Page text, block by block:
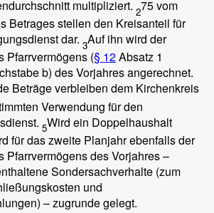
multipliziert. 275 vom
Betrages stellen den Kreisanteil für
dar. 3Auf ihn wird der
Pfarrvermögens (§ 12Absatz 1
b) des Vorjahres angerechnet.
Beträge verbleiben dem Kirchenkreis
Verwendung für den
5Wird ein Doppelhaushalt
für das zweite Planjahr ebenfalls der
Pfarrvermögens des Vorjahres –
Sondersachverhalte (zum
und
– zugrunde gelegt.